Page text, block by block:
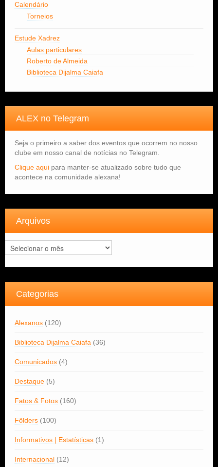
Calendário
Torneios
Estude Xadrez
Aulas particulares
Roberto de Almeida
Biblioteca Dijalma Caiafa
ALEX no Telegram
Seja o primeiro a saber dos eventos que ocorrem no nosso
clube em nosso canal de notícias no Telegram.
Clique aqui para manter-se atualizado sobre tudo que
acontece na comunidade alexana!
Arquivos
Arquivos
Categorias
Alexanos (120)
Biblioteca Dijalma Caiafa (36)
Comunicados (4)
Destaque (5)
Fatos & Fotos (160)
Fôlders (100)
Informativos | Estatísticas (1)
Internacional (12)